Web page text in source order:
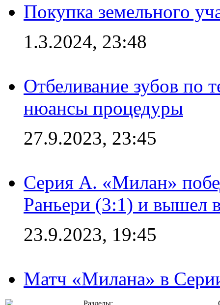
Покупка земельного
1.3.2024, 23:48
Отбеливание зубов по
нюансы процедуры
27.9.2023, 23:45
Серия А. «Милан»
Раньери (3:1) и вышел
23.9.2023, 19:45
Матч «Милана» в
Разделы: